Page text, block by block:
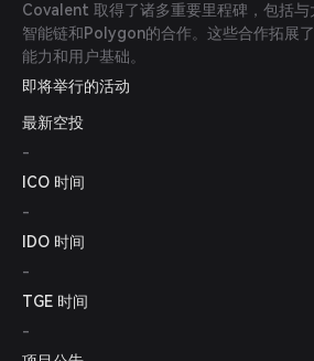
Covalent 取得了诸多重要里程碑，包括与
智能链和Polygon的合作。这些合作拓展
能力和用户基础。
即将举行的活动
最新空投
-
ICO 时间
-
IDO 时间
-
TGE 时间
-